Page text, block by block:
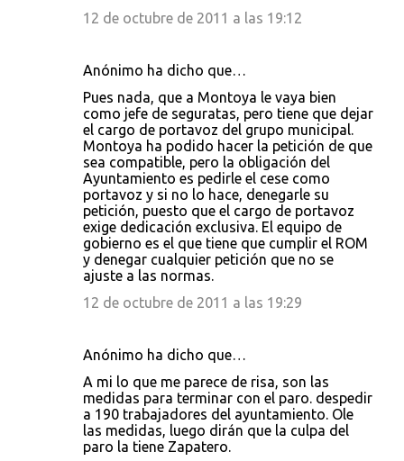
12 de octubre de 2011 a las 19:12
Anónimo ha dicho que…
Pues nada, que a Montoya le vaya bien
como jefe de seguratas, pero tiene que dejar
el cargo de portavoz del grupo municipal.
Montoya ha podido hacer la petición de que
sea compatible, pero la obligación del
Ayuntamiento es pedirle el cese como
portavoz y si no lo hace, denegarle su
petición, puesto que el cargo de portavoz
exige dedicación exclusiva. El equipo de
gobierno es el que tiene que cumplir el ROM
y denegar cualquier petición que no se
ajuste a las normas.
12 de octubre de 2011 a las 19:29
Anónimo ha dicho que…
A mi lo que me parece de risa, son las
medidas para terminar con el paro. despedir
a 190 trabajadores del ayuntamiento. Ole
las medidas, luego dirán que la culpa del
paro la tiene Zapatero.